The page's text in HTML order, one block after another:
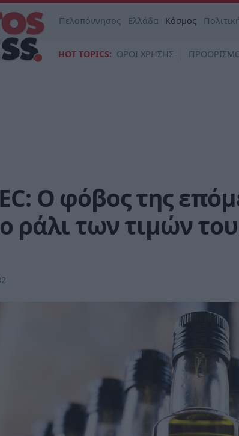
Πελοπόννησος Ελλάδα Κόσμος
HOT TOPICS: ΟΡΟΙ ΧΡΗΣΗΣ
Ο φόβος της
ράλι των τιμών